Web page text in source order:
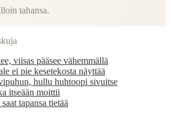
tahansa.
viisas pääsee vähemmällä
ei pie kesetekosta näyttää
hullu huhtoopi sivuitse
itseään moittii
tapansa tietää